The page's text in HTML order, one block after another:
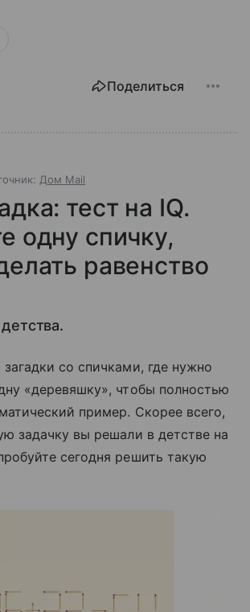
Поделиться
Дом Mail
тест на IQ.
одну спичку,
равенство
со спичками, где нужно
«деревяшку», чтобы полностью
пример. Скорее всего,
задачку вы решали в детстве на
сегодня решить такую